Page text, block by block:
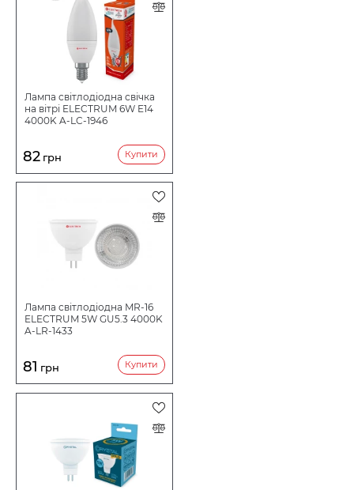
Лампа світлодіодна свічка
на вітрі ELECTRUM 6W E14
4000K A-LC-1946
82 грн Купити
Лампа світлодіодна MR-16
ELECTRUM 5W GU5.3 4000K
A-LR-1433
81 грн Купити